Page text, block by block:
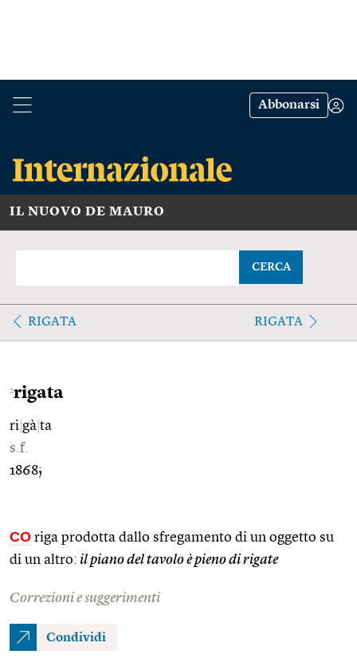
Abbonarsi
IL NUOVO DE MAURO
CERCA
RIGATA RIGATA
2rigata
ri gà ta
s.f.
1868;
CO riga prodotta dallo sfregamento di un oggetto su
di un altro: il piano del tavolo è pieno di rigate
Correzioni e suggerimenti
Condividi